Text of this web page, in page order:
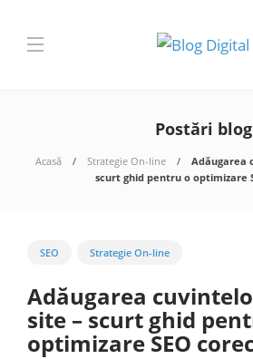
Postări blog
Acasă Strategie On-line
Adăugarea
scurt ghid pentru o optimizare
SEO Strategie On-line
Adăugarea
site – scurt ghid
optimizare SEO